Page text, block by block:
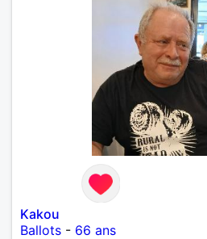
Kakou
Ballots - 66 ans